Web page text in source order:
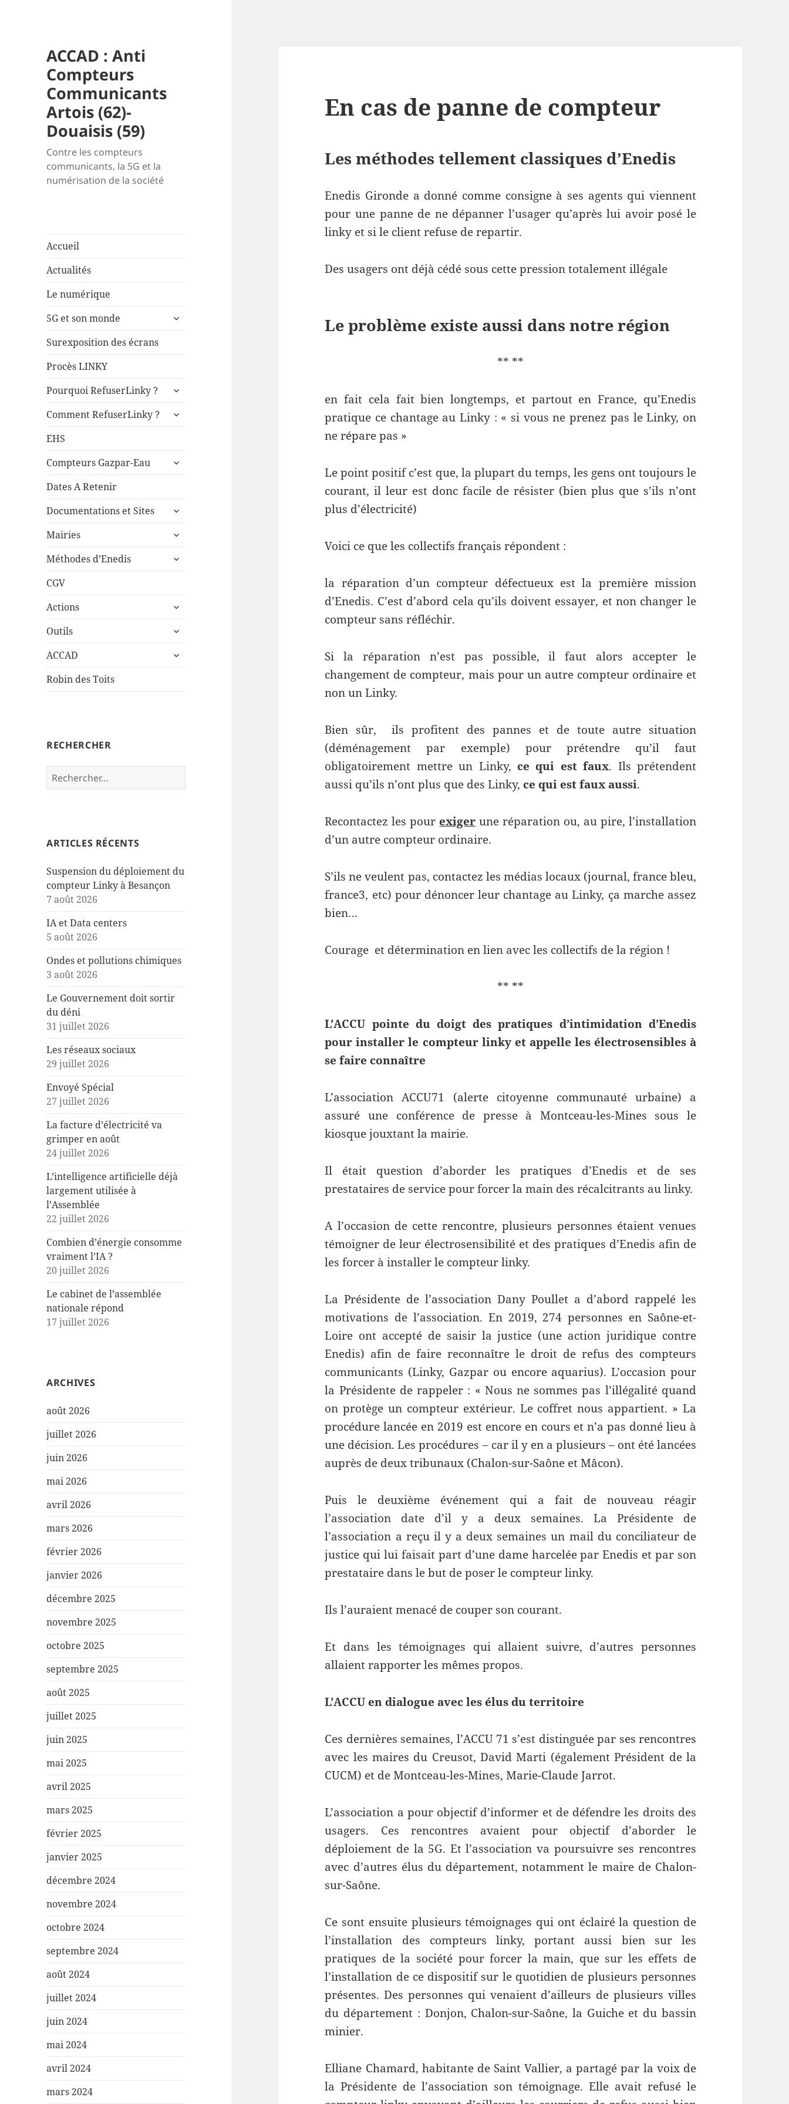
ACCAD : Anti
Compteurs
Communicants
Artois (62)-
Douaisis (59)
Contre les compteurs
communicants, la 5G et la
numérisation de la société
Accueil
Actualités
Le numérique
5G et son monde
ouvrir
Surexposition des écrans
Procès LINKY
Pourquoi RefuserLinky ?
ouvrir
sous-
Comment RefuserLinky ?
ouvrir
EHS
Compteurs Gazpar-Eau
ouvrir
Dates A Retenir
Documentations et Sites
ouvrir
sous-
Mairies
ouvrir
sous-
Méthodes d’Enedis
ouvrir
CGV
Actions
ouvrir
sous-
Outils
ouvrir
sous-
ACCAD
ouvrir
Robin des Toits
RECHERCHER
Rechercher :
ARTICLES RÉCENTS
Suspension du déploiement du
compteur Linky à Besançon
7 août 2026
IA et Data centers
5 août 2026
Ondes et pollutions chimiques
3 août 2026
Le Gouvernement doit sortir
du déni
31 juillet 2026
Les réseaux sociaux
29 juillet 2026
Envoyé Spécial
27 juillet 2026
La facture d’électricité va
grimper en août
24 juillet 2026
L’intelligence artificielle déjà
largement utilisée à
l’Assemblée
22 juillet 2026
Combien d’énergie consomme
vraiment l’IA ?
20 juillet 2026
Le cabinet de l’assemblée
nationale répond
17 juillet 2026
ARCHIVES
août 2026
juillet 2026
juin 2026
mai 2026
avril 2026
mars 2026
février 2026
janvier 2026
décembre 2025
novembre 2025
octobre 2025
septembre 2025
août 2025
juillet 2025
juin 2025
mai 2025
avril 2025
mars 2025
février 2025
janvier 2025
décembre 2024
novembre 2024
octobre 2024
septembre 2024
août 2024
juillet 2024
juin 2024
mai 2024
avril 2024
mars 2024
En cas de panne de compteur
Les méthodes tellement classiques d’Enedis
Enedis Gironde a donné comme consigne à ses agents qui viennent
pour une panne de ne dépanner l’usager qu’après lui avoir posé le
linky et si le client refuse de repartir.
Des usagers ont déjà cédé sous cette pression totalement illégale
Le problème existe aussi dans notre région
** **
en fait cela fait bien longtemps, et partout en France, qu’Enedis
pratique ce chantage au Linky : « si vous ne prenez pas le Linky, on
ne répare pas »
Le point positif c’est que, la plupart du temps, les gens ont toujours le
courant, il leur est donc facile de résister (bien plus que s’ils n’ont
plus d’électricité)
Voici ce que les collectifs français répondent :
la réparation d’un compteur défectueux est la première mission
d’Enedis. C’est d’abord cela qu’ils doivent essayer, et non changer le
compteur sans réfléchir.
Si la réparation n’est pas possible, il faut alors accepter le
changement de compteur, mais pour un autre compteur ordinaire et
non un Linky.
Bien sûr, ils profitent des pannes et de toute autre situation
(déménagement par exemple) pour prétendre qu’il faut
obligatoirement mettre un Linky, ce qui est faux. Ils prétendent
aussi qu’ils n’ont plus que des Linky, ce qui est faux aussi.
Recontactez les pour exiger une réparation ou, au pire, l’installation
d’un autre compteur ordinaire.
S’ils ne veulent pas, contactez les médias locaux (journal, france bleu,
france3, etc) pour dénoncer leur chantage au Linky, ça marche assez
bien…
Courage et détermination en lien avec les collectifs de la région !
** **
L’ACCU pointe du doigt des pratiques d’intimidation d’Enedis
pour installer le compteur linky et appelle les électrosensibles à
se faire connaître
L’association ACCU71 (alerte citoyenne communauté urbaine) a
assuré une conférence de presse à Montceau-les-Mines sous le
kiosque jouxtant la mairie.
Il était question d’aborder les pratiques d’Enedis et de ses
prestataires de service pour forcer la main des récalcitrants au linky.
A l’occasion de cette rencontre, plusieurs personnes étaient venues
témoigner de leur électrosensibilité et des pratiques d’Enedis afin de
les forcer à installer le compteur linky.
La Présidente de l’association Dany Poullet a d’abord rappelé les
motivations de l’association. En 2019, 274 personnes en Saône-et-
Loire ont accepté de saisir la justice (une action juridique contre
Enedis) afin de faire reconnaître le droit de refus des compteurs
communicants (Linky, Gazpar ou encore aquarius). L’occasion pour
la Présidente de rappeler : « Nous ne sommes pas l’illégalité quand
on protège un compteur extérieur. Le coffret nous appartient. » La
procédure lancée en 2019 est encore en cours et n’a pas donné lieu à
une décision. Les procédures – car il y en a plusieurs – ont été lancées
auprès de deux tribunaux (Chalon-sur-Saône et Mâcon).
Puis le deuxième événement qui a fait de nouveau réagir
l’association date d’il y a deux semaines. La Présidente de
l’association a reçu il y a deux semaines un mail du conciliateur de
justice qui lui faisait part d’une dame harcelée par Enedis et par son
prestataire dans le but de poser le compteur linky.
Ils l’auraient menacé de couper son courant.
Et dans les témoignages qui allaient suivre, d’autres personnes
allaient rapporter les mêmes propos.
L’ACCU en dialogue avec les élus du territoire
Ces dernières semaines, l’ACCU 71 s’est distinguée par ses rencontres
avec les maires du Creusot, David Marti (également Président de la
CUCM) et de Montceau-les-Mines, Marie-Claude Jarrot.
L’association a pour objectif d’informer et de défendre les droits des
usagers. Ces rencontres avaient pour objectif d’aborder le
déploiement de la 5G. Et l’association va poursuivre ses rencontres
avec d’autres élus du département, notamment le maire de Chalon-
sur-Saône.
Ce sont ensuite plusieurs témoignages qui ont éclairé la question de
l’installation des compteurs linky, portant aussi bien sur les
pratiques de la société pour forcer la main, que sur les effets de
l’installation de ce dispositif sur le quotidien de plusieurs personnes
présentes. Des personnes qui venaient d’ailleurs de plusieurs villes
du département : Donjon, Chalon-sur-Saône, la Guiche et du bassin
minier.
Elliane Chamard, habitante de Saint Vallier, a partagé par la voix de
la Présidente de l’association son témoignage. Elle avait refusé le